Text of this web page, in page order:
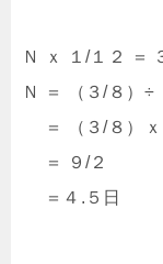
Ｎ ｘ １/１２ ＝
Ｎ ＝ （３/８）÷
＝ （３/８）ｘ
＝ ９/２
＝４.５日